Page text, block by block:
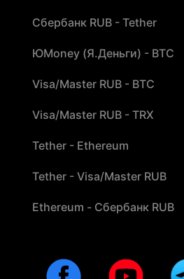
Сбербанк RUB - Tether
ЮMoney (Я.Деньги) - BTC
Visa/Master RUB - BTC
Visa/Master RUB - TRX
Tether - Ethereum
Tether - Visa/Master RUB
Ethereum - Сбербанк RUB